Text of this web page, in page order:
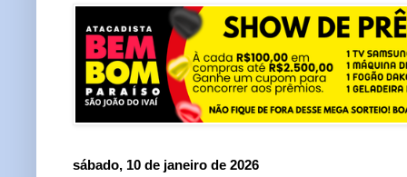
sábado, 10 de janeiro de 2026